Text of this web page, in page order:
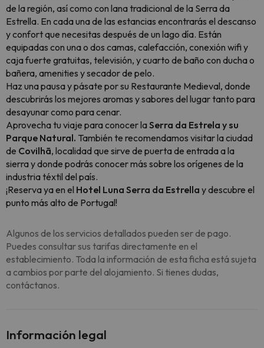
de la región, así como con lana tradicional de la Serra da
Estrella. En cada una de las estancias encontrarás el descanso
y confort que necesitas después de un lago día. Están
equipadas con una o dos camas, calefacción, conexión wifi y
caja fuerte gratuitas, televisión, y cuarto de baño con ducha o
bañera, amenities y secador de pelo.
Haz una pausa y pásate por su Restaurante Medieval, donde
descubrirás los mejores aromas y sabores del lugar tanto para
desayunar como para cenar.
Aprovecha tu viaje para conocer laSerra da Estrela y su
Parque Natural. También te recomendamos visitar la ciudad
de Covilhã, localidad que sirve de puerta de entrada a la
sierra y donde podrás conocer más sobre los orígenes de la
industria téxtil del país.
¡Reserva ya en el Hotel Luna Serra da Estrella y descubre el
punto más alto de Portugal!
Algunos de los servicios detallados pueden ser de pago.
Puedes consultar sus tarifas directamente en el
establecimiento. Toda la información de esta ficha está sujeta
a cambios por parte del alojamiento. Si tienes dudas,
contáctanos.
Información legal